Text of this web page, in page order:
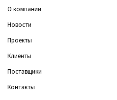
О компании
Новости
Проекты
Клиенты
Поставщики
Контакты